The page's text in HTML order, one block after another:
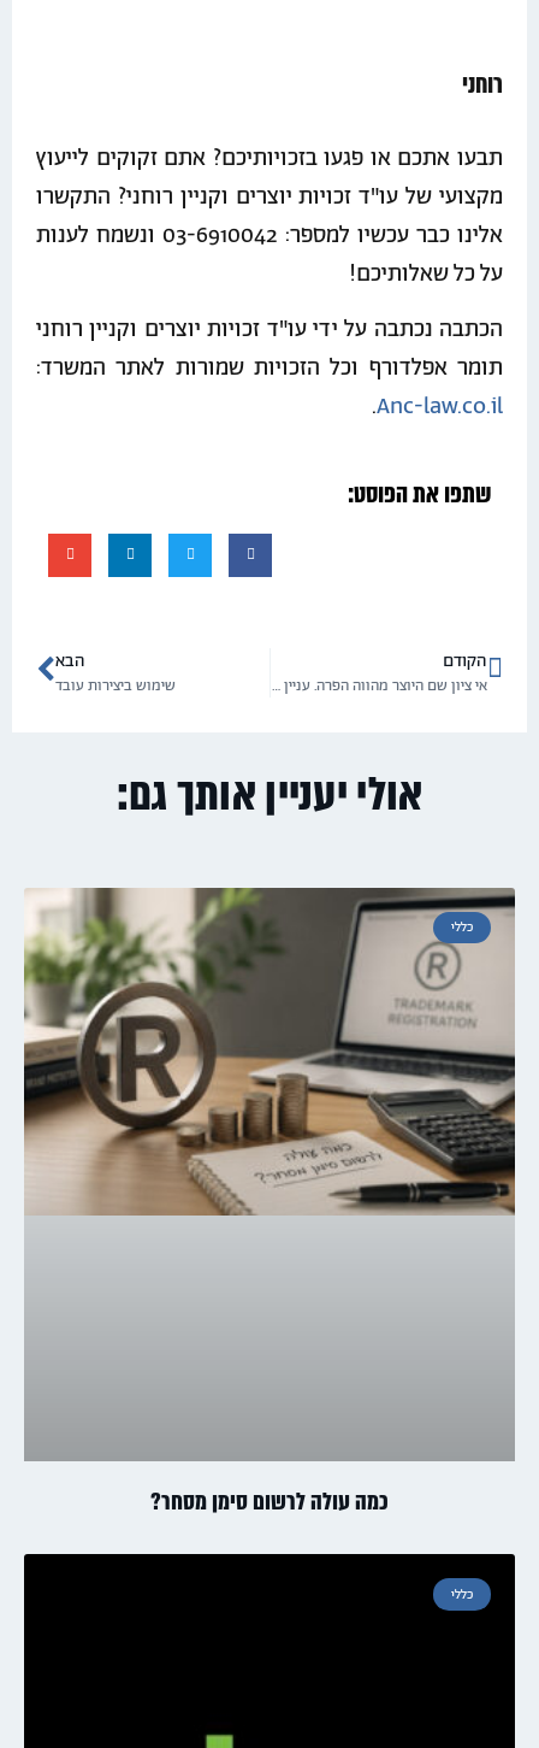
רוחני
תבעו אתכם או פגעו בזכויותיכם? אתם זקוקים לייעוץ
מקצועי של עו"ד זכויות יוצרים וקניין רוחני? התקשרו
אלינו כבר עכשיו למספר: 03-6910042 ונשמח לענות
על כל שאלותיכם!
הכתבה נכתבה על ידי עו"ד זכויות יוצרים וקניין רוחני
תומר אפלדורף וכל הזכויות שמורות לאתר המשרד:
Anc-law.co.il
.
שתפו את הפוסט:
הקודם
אי ציון שם היוצר מהווה הפרה. עניין הנסיבות רלוונטי לעניין הפיצוי
הבא
שימוש ביצירות עובד
אולי יעניין אותך גם:
כללי
כמה עולה לרשום סימן מסחר?
כללי